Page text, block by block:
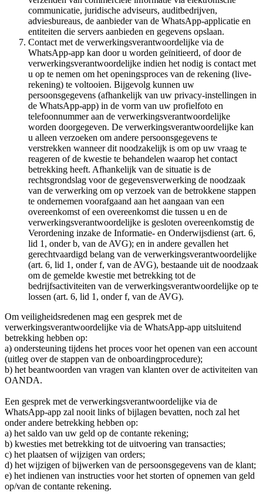
communicatie, juridische adviseurs, auditbedrijven,
adviesbureaus, de aanbieder van de WhatsApp-applicatie en
entiteiten die servers aanbieden en gegevens opslaan.
Contact met de verwerkingsverantwoordelijke via de
WhatsApp-app kan door u worden geïnitieerd, of door de
verwerkingsverantwoordelijke indien het nodig is contact met
u op te nemen om het openingsproces van de rekening (live-
rekening) te voltooien. Bijgevolg kunnen uw
persoonsgegevens (afhankelijk van uw privacy-instellingen in
de WhatsApp-app) in de vorm van uw profielfoto en
telefoonnummer aan de verwerkingsverantwoordelijke
worden doorgegeven. De verwerkingsverantwoordelijke kan
u alleen verzoeken om andere persoonsgegevens te
verstrekken wanneer dit noodzakelijk is om op uw vraag te
reageren of de kwestie te behandelen waarop het contact
betrekking heeft. Afhankelijk van de situatie is de
rechtsgrondslag voor de gegevensverwerking de noodzaak
van de verwerking om op verzoek van de betrokkene stappen
te ondernemen voorafgaand aan het aangaan van een
overeenkomst of een overeenkomst die tussen u en de
verwerkingsverantwoordelijke is gesloten overeenkomstig de
Verordening inzake de Informatie- en Onderwijsdienst (art. 6,
lid 1, onder b, van de AVG); en in andere gevallen het
gerechtvaardigd belang van de verwerkingsverantwoordelijke
(art. 6, lid 1, onder f, van de AVG), bestaande uit de noodzaak
om de gemelde kwestie met betrekking tot de
bedrijfsactiviteiten van de verwerkingsverantwoordelijke op te
lossen (art. 6, lid 1, onder f, van de AVG).
Om veiligheidsredenen mag een gesprek met de
verwerkingsverantwoordelijke via de WhatsApp-app uitsluitend
betrekking hebben op:
a) ondersteuning tijdens het proces voor het openen van een account
(uitleg over de stappen van de onboardingprocedure);
b) het beantwoorden van vragen van klanten over de activiteiten van
OANDA.
Een gesprek met de verwerkingsverantwoordelijke via de
WhatsApp-app zal nooit links of bijlagen bevatten, noch zal het
onder andere betrekking hebben op:
a) het saldo van uw geld op de contante rekening;
b) kwesties met betrekking tot de uitvoering van transacties;
c) het plaatsen of wijzigen van orders;
d) het wijzigen of bijwerken van de persoonsgegevens van de klant;
e) het indienen van instructies voor het storten of opnemen van geld
op/van de contante rekening.